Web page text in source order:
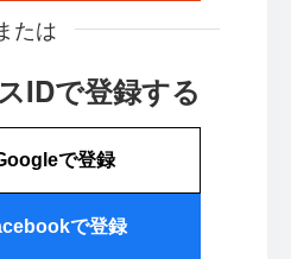
たは
IDで登録する
で登録
で登録